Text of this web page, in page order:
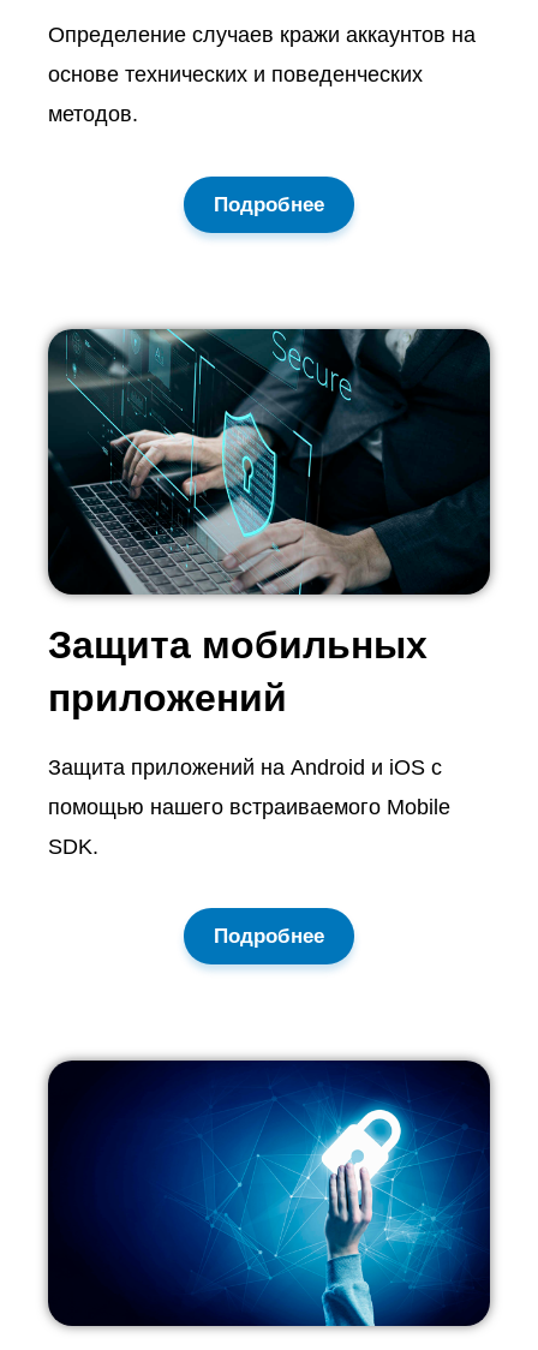
Определение случаев кражи аккаунтов на
основе технических и поведенческих
методов.
Подробнее
Защита мобильных
приложений
Защита приложений на Android и iOS с
помощью нашего встраиваемого Mobile
SDK.
Подробнее